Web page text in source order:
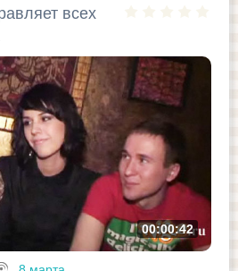
всех
00:00:42